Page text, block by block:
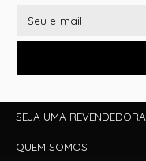
SEJA UMA REVENDEDORA
QUEM SOMOS